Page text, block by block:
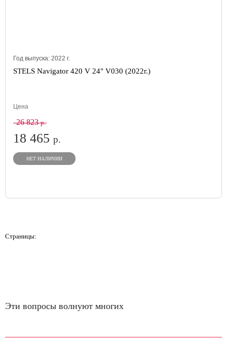
Год выпуска: 2022 г.
STELS Navigator 420 V 24" V030 (2022г.)
Цена
26 823р.
18 465 р.
НЕТ НАЛИЧИИ
Страницы:
Эти вопросы волнуют многих